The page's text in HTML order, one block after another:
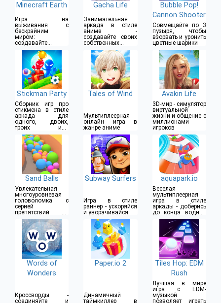
Minecraft Earth
Игра на
выживания с
бескрайним
миром:
создавайте
предметы,
собирайте ресурсы
Gacha Life
Занимательная
аркада в стиле
аниме -
создавайте своих
собственных
персонажей
Bubble Pop!
Cannon Shooter
Совмещайте по 3
пузыря, чтобы
взорвать и уронить
цветные шарики
Stickman Party
Сборник игр про
стикмена в стиле
аркада для
одного, двоих,
троих или
четверых игроков
Tales of Wind
Мультиплеерная
онлайн игра в
жанре аниме
Avakin Life
3D-мир - симулятор
виртуальной
жизни и общение с
миллионами
игроков
Sand Balls
Увлекательная
многоуровневая
головоломка с
серией
препятствий на
пути
Subway Surfers
Игра в стиле
раннер - ускоряйся
и уворачивайся
aquapark.io
Веселая
мультиплеерная
игра в стиле
аркады - доберись
до конца водной
горки
Words of
Wonders
Кроссворды -
соединяйте и
Paper.io 2
Динамичный
таймкиллер в
Tiles Hop: EDM
Rush
Лучшая в мире
игра с EDM-
музыкой
позволяет играть